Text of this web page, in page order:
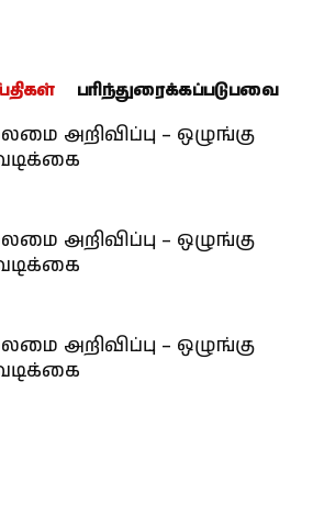
பரிந்துரைக்கப்படுபவை
அறிவிப்பு – ஒழுங்கு
அறிவிப்பு – ஒழுங்கு
அறிவிப்பு – ஒழுங்கு